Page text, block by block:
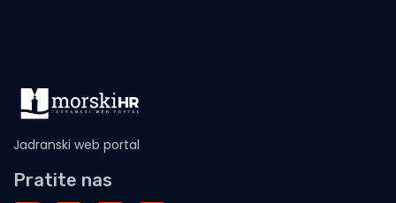
Jadranski web portal
Pratite nas